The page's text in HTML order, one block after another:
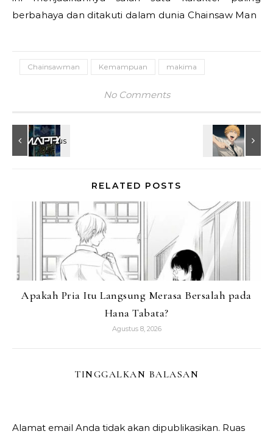
berbahaya dan ditakuti dalam dunia Chainsaw Man
Chainsawman Kemampuan makima
No Comments
RELATED POSTS
Apakah Pria Itu Langsung Merasa Bersalah pada
Hana Tabata?
Agustus 8, 2026
TINGGALKAN BALASAN
Alamat email Anda tidak akan dipublikasikan. Ruas